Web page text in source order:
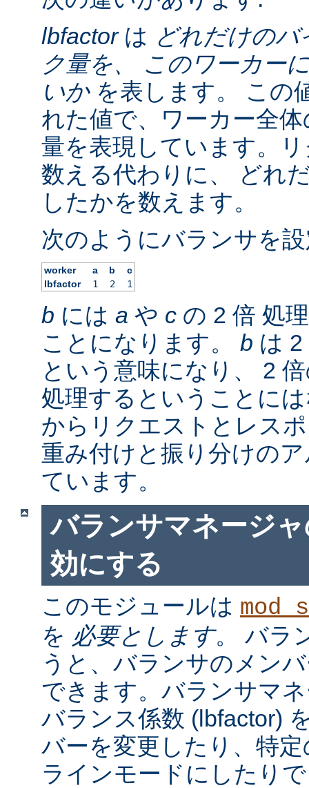
lbfactorは どれだけの
ク量を、 このワーカー
いかを表します。 この
れた値で、ワーカー全
量を表現しています。
数える代わりに、 どれ
したかを数えます。
次のようにバランサを
worker a b
c
lbfactor
1 2 1
b には a や c の 2 倍 処
ことになります。 b は
という意味になり、 2
処理するということに
からリクエストとレス
重み付けと振り分けの
ています。
バランサマネージ
効にする
このモジュールは
を 必要とします。 バラ
うと、バランサのメン
できます。バランサマ
バランス係数 (lbfactor)
バーを変更したり、特
ラインモードにしたり